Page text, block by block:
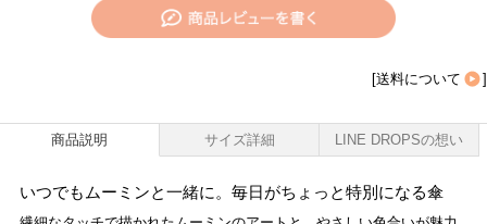
[送料について ]
商品説明 サイズ詳細 LINE DROPSの想い
いつでもムーミンと一緒に。毎日がちょっと特別になる傘